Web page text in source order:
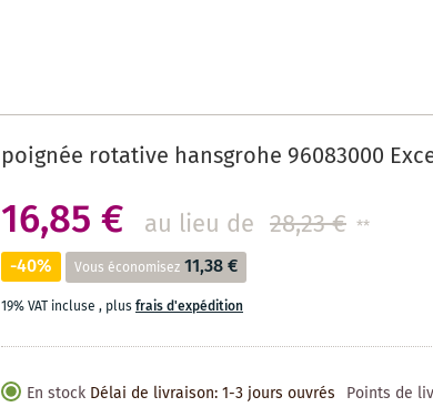
poignée rotative hansgrohe 96083000
16,85 € au lieu de 28,23 € **
-40% Vous économisez 11,38 €
19% VAT incluse , plusfrais d'expédition
En stock Délai de livraison: 1-3 jours ouvrés Points de